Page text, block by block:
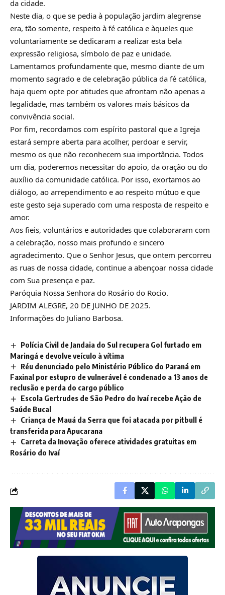
da cidade.
Neste dia, o que se pedia à população jardim alegrense
era, tão somente, respeito à fé católica e àqueles que
voluntariamente se dedicaram a realizar esta bela
expressão religiosa, símbolo de paz e unidade.
Lamentamos profundamente que, mesmo diante de um
momento sagrado e de celebração pública da fé católica,
haja quem opte por atitudes que afrontam não apenas a
legalidade, mas também os valores mais básicos da
convivência social.
Por fim, recordamos com espírito pastoral que a Igreja
estará sempre aberta para acolher, perdoar e servir,
mesmo os que não reconhecem sua importância. Todos
um dia, poderemos necessitar do apoio, da oração ou do
auxílio da comunidade católica. Por isso, exortamos ao
diálogo, ao arrependimento e ao respeito mútuo e que
este gesto seja superado com uma resposta de respeito e
amor.
Aos fieis, voluntários e autoridades que colaboraram com
a celebração, nosso mais profundo e sincero
agradecimento. Que o Senhor Jesus, que ontem percorreu
as ruas de nossa cidade, continue a abençoar nossa cidade
com Sua presença e paz.
Paróquia Nossa Senhora do Rosário do Rocio.
JARDIM ALEGRE, 20 DE JUNHO DE 2025.
Informações do Juliano Barbosa.
Polícia Civil de Jandaia do Sul recupera Gol furtado em
Maringá e devolve veículo à vítima
Réu denunciado pelo Ministério Público do Paraná em
Faxinal por estupro de vulnerável é condenado a 13 anos de
reclusão e perda do cargo público
Escola Gertrudes de São Pedro do Ivaí recebe Ação de
Saúde Bucal
Criança de Mauá da Serra que foi atacada por pitbull é
transferida para Apucarana
Carreta da Inovação oferece atividades gratuitas em
Rosário do Ivaí